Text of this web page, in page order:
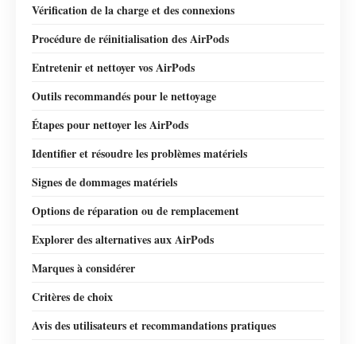
Vérification de la charge et des connexions
Procédure de réinitialisation des AirPods
Entretenir et nettoyer vos AirPods
Outils recommandés pour le nettoyage
Étapes pour nettoyer les AirPods
Identifier et résoudre les problèmes matériels
Signes de dommages matériels
Options de réparation ou de remplacement
Explorer des alternatives aux AirPods
Marques à considérer
Critères de choix
Avis des utilisateurs et recommandations pratiques